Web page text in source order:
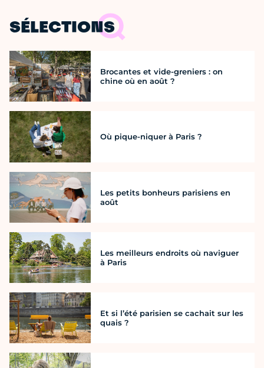
SÉLECTIONS
Brocantes et vide-greniers : on
chine où en août ?
Où pique-niquer à Paris ?
Les petits bonheurs parisiens en
août
Les meilleurs endroits où naviguer
à Paris
Et si l’été parisien se cachait sur les
quais ?